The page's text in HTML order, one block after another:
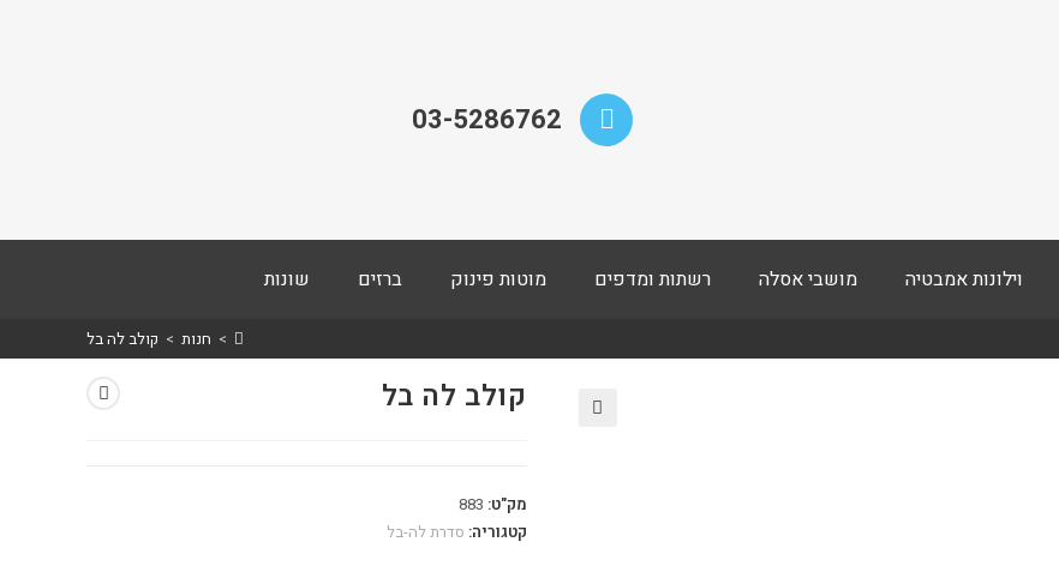
03-5286762
וילונות אמבטיה מושבי אסלה רשתות ומדפים מוטות פינוק ברזים שונות
> חנות > קולב לה בל
קולב לה בל
מק"ט: 883
קטגוריה: סדרת לה-בל